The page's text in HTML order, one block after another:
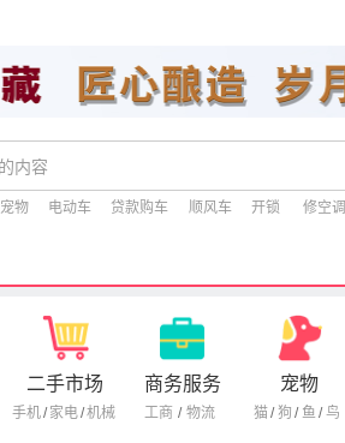
宠物 电动车 贷款购车 顺风车 开锁 修空调
二手市场
手机/ 家电/机械
商务服务
工商 / 物流
宠物
猫/ 狗 / 鱼 / 鸟